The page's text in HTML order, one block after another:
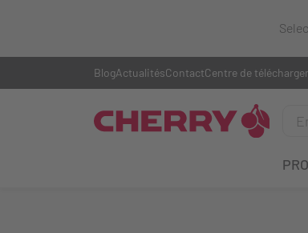
BlogActualitésContactCentre de